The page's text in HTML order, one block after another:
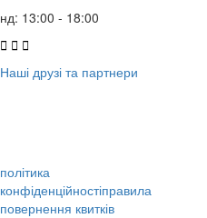
нд: 13:00 - 18:00
  
Наші друзі та партнери
політика
конфіденційностіправила
повернення квитків